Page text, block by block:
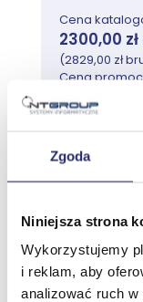
Zgoda
Niniejsza strona
Wykorzystujemy
i reklam, aby
analizować ruch
Cena
2300,00
(2829,00 zł
Cena
od
(2706,00 zł
2 dni / 16